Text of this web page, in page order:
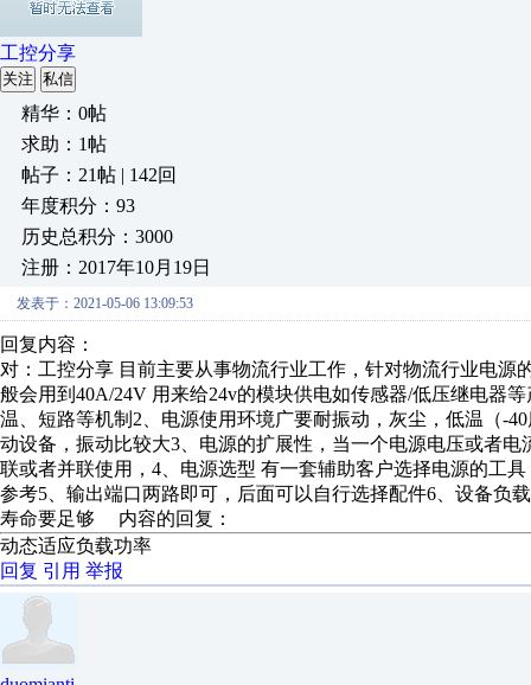
工控分享
关注 私信
精华：0帖
求助：1帖
帖子：21帖 | 142回
年度积分：93
历史总积分：3000
注册：2017年10月19日
发表于：2021-05-06 13:09:53
回复内容：
对：工控分享 目前主要从事物流行业工作，针对物流行业电
般会用到40A/24V 用来给24v的模块供电如传感器/低压继电器
温、短路等机制2、电源使用环境广要耐振动，灰尘，低温（-
动设备，振动比较大3、电源的扩展性，当一个电源电压或者
联或者并联使用，4、电源选型 有一套辅助客户选择电源的工
参考5、输出端口两路即可，后面可以自行选择配件6、设备负
寿命要足够 内容的回复：
动态适应负载功率
回复 引用 举报